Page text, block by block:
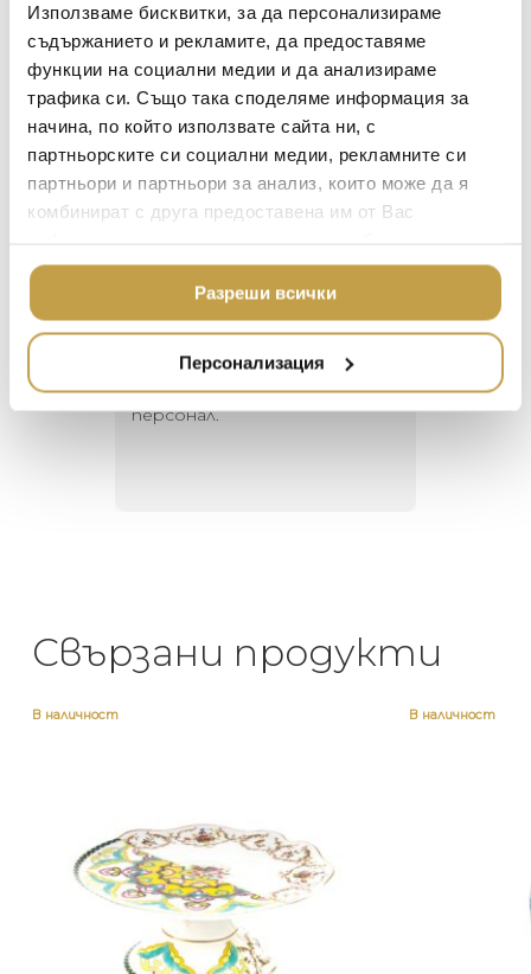
Използваме бисквитки, за да персонализираме
съдържанието и рекламите, да предоставяме
функции на социални медии и да анализираме
трафика си. Също така споделяме информация за
начина, по който използвате сайта ни, с
партньорските си социални медии, рекламните си
партньори и партньори за анализ, които може да я
комбинират с друга предоставена им от Вас
ползването от Ваша страна на услугите им.
Разреши всички
Персонализация
When east and west combine. A collection that
ceramic production. Hybrid decorations that
come from a complex past that evolve into
contemporary shapes.
за
Георги Питов
2021-06-01
Много интересни
предложения! Любезен
персонал.
Свързани продукти
В наличност В наличност
ЗА МАСАТА
ТЕКСТИЛ ЗА ДОМА
АРОМАТИ ЗА ДОМА
ИЗКУСТВО И КНИГИ
ВИСОК КЛАС
МЕБЕЛИ
ПОДАРЪЦИ
BACCARAT
TOM DIXON
MICHAEL ARAM
ASSOULINE
SELETTI
DOLCE & GABBANA
ETHNICRAFT
ZUIVER
DUTCHBONE